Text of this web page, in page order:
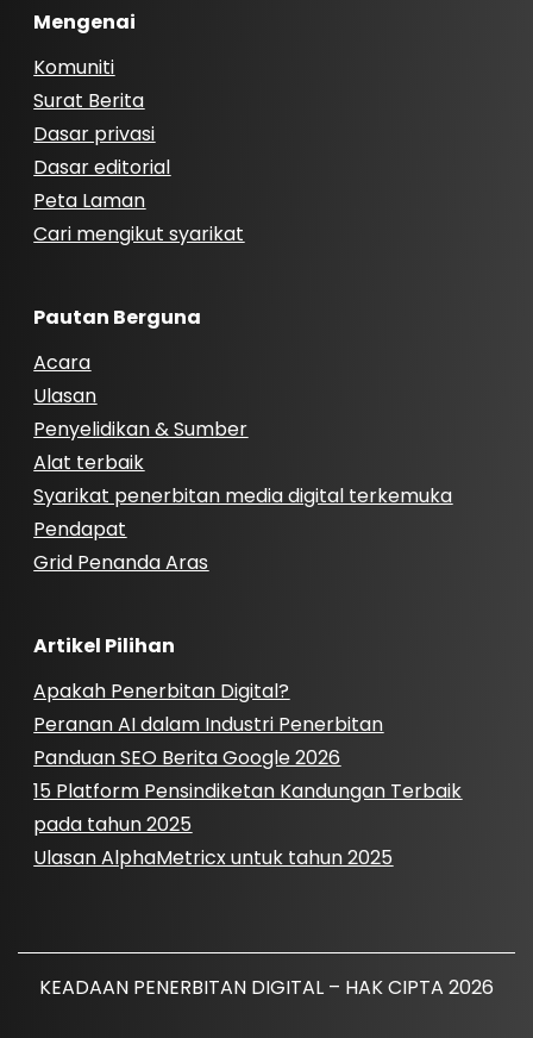
Mengenai
Komuniti
Surat Berita
Dasar privasi
Dasar editorial
Peta Laman
Cari mengikut syarikat
Pautan Berguna
Acara
Ulasan
Penyelidikan & Sumber
Alat terbaik
Syarikat penerbitan media digital terkemuka
Pendapat
Grid Penanda Aras
Artikel Pilihan
Apakah Penerbitan Digital?
Peranan AI dalam Industri Penerbitan
Panduan SEO Berita Google 2026
15 Platform Pensindiketan Kandungan Terbaik
pada tahun 2025
Ulasan AlphaMetricx untuk tahun 2025
KEADAAN PENERBITAN DIGITAL – HAK CIPTA 2026